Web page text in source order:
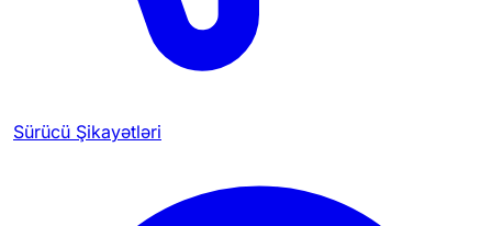
Sürücü Şikayətləri